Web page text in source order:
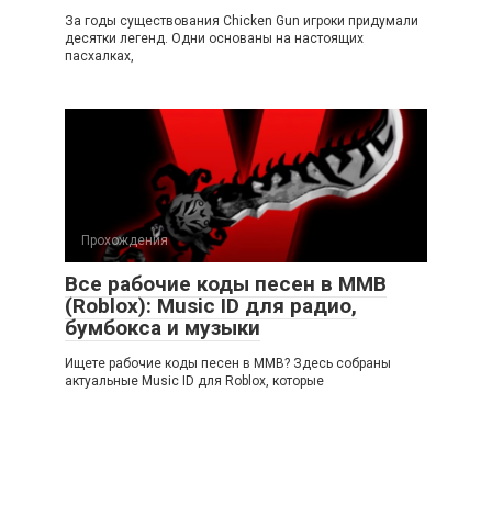
За годы существования Chicken Gun игроки придумали
десятки легенд. Одни основаны на настоящих
пасхалках,
Прохождения
Все рабочие коды песен в ММВ
(Roblox): Music ID для радио,
бумбокса и музыки
Ищете рабочие коды песен в ММВ? Здесь собраны
актуальные Music ID для Roblox, которые